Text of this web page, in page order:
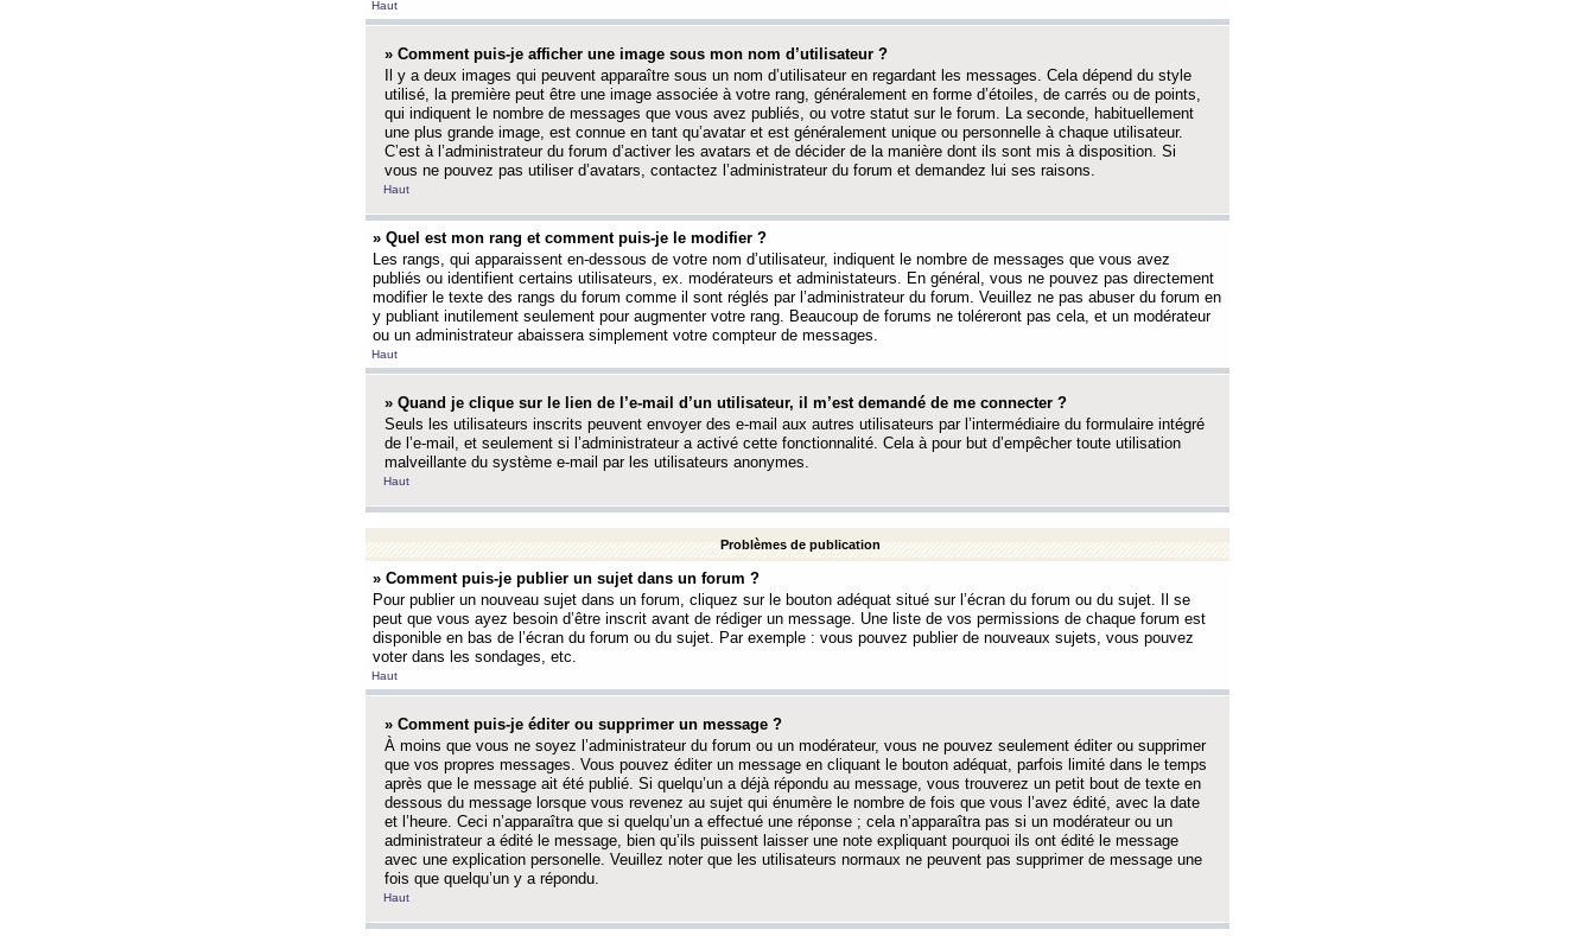
Haut
» Comment puis-je afficher une image sous mon nom d’utilisateur ?
Il y a deux images qui peuvent apparaître sous un nom d’utilisateur en regardant les messages. Cela dépend du style
utilisé, la première peut être une image associée à votre rang, généralement en forme d’étoiles, de carrés ou de points,
qui indiquent le nombre de messages que vous avez publiés, ou votre statut sur le forum. La seconde, habituellement
une plus grande image, est connue en tant qu’avatar et est généralement unique ou personnelle à chaque utilisateur.
C’est à l’administrateur du forum d’activer les avatars et de décider de la manière dont ils sont mis à disposition. Si
vous ne pouvez pas utiliser d’avatars, contactez l’administrateur du forum et demandez lui ses raisons.
Haut
» Quel est mon rang et comment puis-je le modifier ?
Les rangs, qui apparaissent en-dessous de votre nom d’utilisateur, indiquent le nombre de messages que vous avez
publiés ou identifient certains utilisateurs, ex. modérateurs et administateurs. En général, vous ne pouvez pas directement
modifier le texte des rangs du forum comme il sont réglés par l’administrateur du forum. Veuillez ne pas abuser du forum en
y publiant inutilement seulement pour augmenter votre rang. Beaucoup de forums ne toléreront pas cela, et un modérateur
ou un administrateur abaissera simplement votre compteur de messages.
Haut
» Quand je clique sur le lien de l’e-mail d’un utilisateur, il m’est demandé de me connecter ?
Seuls les utilisateurs inscrits peuvent envoyer des e-mail aux autres utilisateurs par l’intermédiaire du formulaire intégré
de l’e-mail, et seulement si l’administrateur a activé cette fonctionnalité. Cela à pour but d’empêcher toute utilisation
malveillante du système e-mail par les utilisateurs anonymes.
Haut
Problèmes de publication
» Comment puis-je publier un sujet dans un forum ?
Pour publier un nouveau sujet dans un forum, cliquez sur le bouton adéquat situé sur l’écran du forum ou du sujet. Il se
peut que vous ayez besoin d’être inscrit avant de rédiger un message. Une liste de vos permissions de chaque forum est
disponible en bas de l’écran du forum ou du sujet. Par exemple : vous pouvez publier de nouveaux sujets, vous pouvez
voter dans les sondages, etc.
Haut
» Comment puis-je éditer ou supprimer un message ?
À moins que vous ne soyez l’administrateur du forum ou un modérateur, vous ne pouvez seulement éditer ou supprimer
que vos propres messages. Vous pouvez éditer un message en cliquant le bouton adéquat, parfois limité dans le temps
après que le message ait été publié. Si quelqu’un a déjà répondu au message, vous trouverez un petit bout de texte en
dessous du message lorsque vous revenez au sujet qui énumère le nombre de fois que vous l’avez édité, avec la date
et l’heure. Ceci n’apparaîtra que si quelqu’un a effectué une réponse ; cela n’apparaîtra pas si un modérateur ou un
administrateur a édité le message, bien qu’ils puissent laisser une note expliquant pourquoi ils ont édité le message
avec une explication personelle. Veuillez noter que les utilisateurs normaux ne peuvent pas supprimer de message une
fois que quelqu’un y a répondu.
Haut